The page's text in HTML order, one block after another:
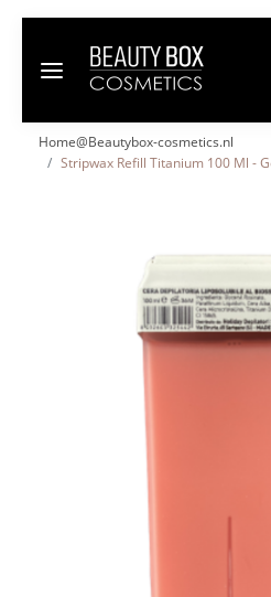
Home@Beautybox-cosmetics.nl
Stripwax Refill Titanium 100 Ml -